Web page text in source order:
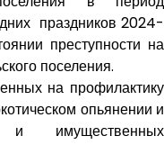
праздников 2024-
преступности на
поселения.
на профилактику
опьянении и
и имущественных